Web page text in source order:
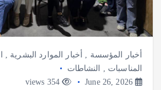
أخبار المؤسسة أخبار الموارد البشرية
المناسبات
النشاطات
June 26, 2026
354 views